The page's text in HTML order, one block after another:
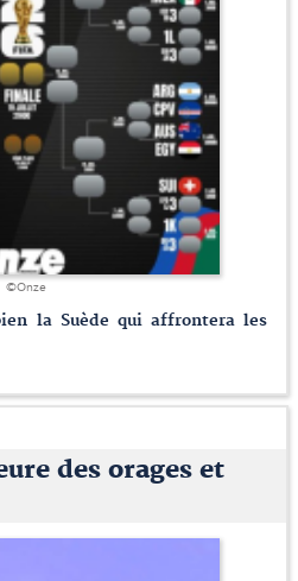
©Onze
la Suède qui affrontera les
des orages et